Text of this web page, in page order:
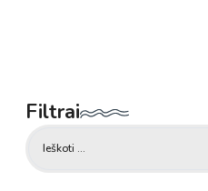
Filtrai
Search